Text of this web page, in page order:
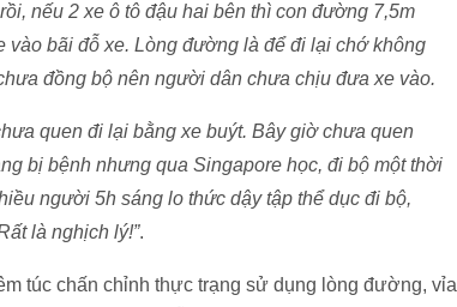
nếu 2 xe ô tô đậu hai bên thì con đường 7,5m
bãi đỗ xe. Lòng đường là để đi lại chớ không
đồng bộ nên người dân chưa chịu đưa xe vào.
quen đi lại bằng xe buýt. Bây giờ chưa quen
bị bệnh nhưng qua Singapore học, đi bộ một thời
người 5h sáng lo thức dậy tập thể dục đi bộ,
là nghịch lý!”.
túc chấn chỉnh thực trạng sử dụng lòng đường, vỉa